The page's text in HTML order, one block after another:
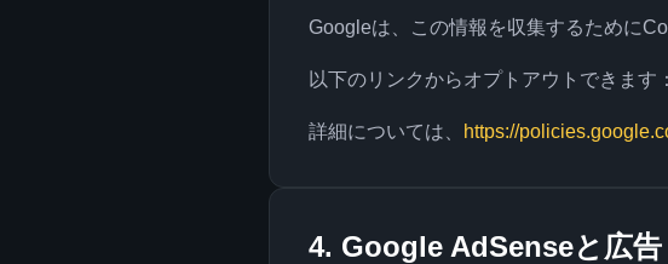
Googleは、この情報を収集するために
以下のリンクからオプトアウトできます：
詳細については、 https://
4. Google AdSenseと広告